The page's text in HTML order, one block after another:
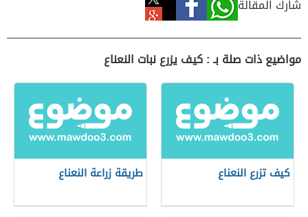
شارك المقالة
مواضيع ذات صلة بـ : كيف يزرع نبات النعناع
كيف تزرع النعناع طريقة زراعة النعناع